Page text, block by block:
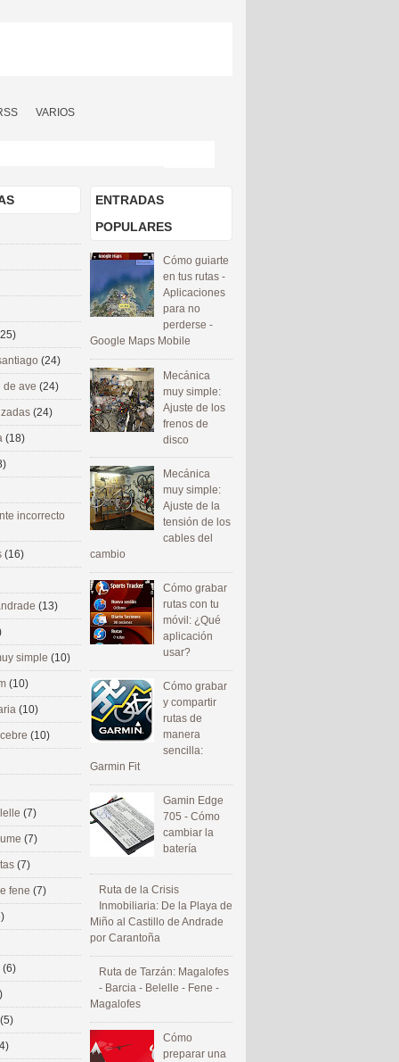
VARIOS
ENTRADAS
POPULARES
Cómo guiarte
en tus rutas -
Aplicaciones
para no
perderse -
Google Maps Mobile
Mecánica
muy simple:
Ajuste de los
frenos de
disco
Mecánica
muy simple:
Ajuste de la
tensión de los
cables del
cambio
Cómo grabar
rutas con tu
móvil: ¿Qué
aplicación
usar?
Cómo grabar
y compartir
rutas de
manera
sencilla:
Garmin Fit
Gamin Edge
705 - Cómo
cambiar la
batería
Ruta de la Crisis
Inmobiliaria: De la Playa de
Miño al Castillo de Andrade
por Carantoña
Ruta de Tarzán: Magalofes
- Barcia - Belelle - Fene -
Magalofes
Cómo
preparar una
(24)
de ave (24)
(24)
(18)
incorrecto
(16)
(13)
simple (10)
(10)
(10)
(10)
(7)
(7)
(7)
fene (7)
(6)
(5)